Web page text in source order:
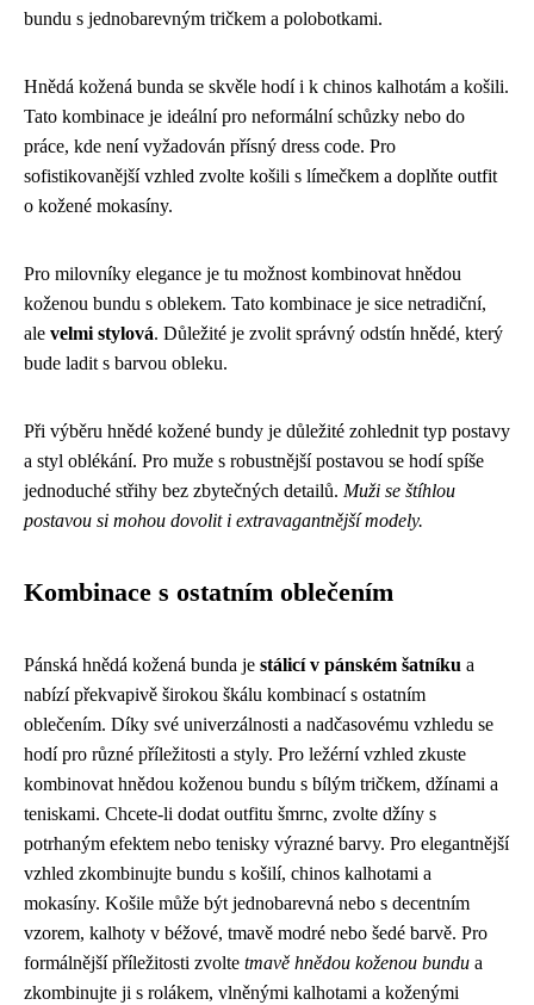
bundu s jednobarevným tričkem a polobotkami.
Hnědá kožená bunda se skvěle hodí i k chinos kalhotám a košili.
Tato kombinace je ideální pro neformální schůzky nebo do
práce, kde není vyžadován přísný dress code. Pro
sofistikovanější vzhled zvolte košili s límečkem a doplňte outfit
o kožené mokasíny.
Pro milovníky elegance je tu možnost kombinovat hnědou
koženou bundu s oblekem. Tato kombinace je sice netradiční,
ale velmi stylová. Důležité je zvolit správný odstín hnědé, který
bude ladit s barvou obleku.
Při výběru hnědé kožené bundy je důležité zohlednit typ postavy
a styl oblékání. Pro muže s robustnější postavou se hodí spíše
jednoduché střihy bez zbytečných detailů. Muži se štíhlou
postavou si mohou dovolit i extravagantnější modely.
Kombinace s ostatním oblečením
Pánská hnědá kožená bunda je stálicí v pánském šatníku a
nabízí překvapivě širokou škálu kombinací s ostatním
oblečením. Díky své univerzálnosti a nadčasovému vzhledu se
hodí pro různé příležitosti a styly. Pro ležérní vzhled zkuste
kombinovat hnědou koženou bundu s bílým tričkem, džínami a
teniskami. Chcete-li dodat outfitu šmrnc, zvolte džíny s
potrhaným efektem nebo tenisky výrazné barvy. Pro elegantnější
vzhled zkombinujte bundu s košilí, chinos kalhotami a
mokasíny. Košile může být jednobarevná nebo s decentním
vzorem, kalhoty v béžové, tmavě modré nebo šedé barvě. Pro
formálnější příležitosti zvolte tmavě hnědou koženou bundu a
zkombinujte ji s rolákem, vlněnými kalhotami a koženými